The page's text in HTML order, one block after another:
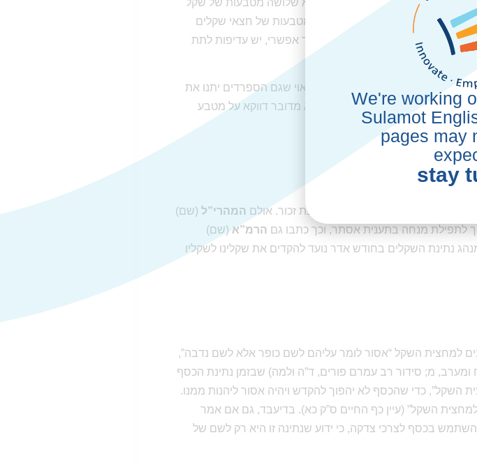
ביתו מרובים וקשה לו למצוא מספיק מטבעות של חצאי שקלים
שקלים עבור כל אחד. אך כאשר הדבר אפשרי, יש עדיפות לתת
וחצי.
טעמו של המהר”ם מרוטנבורג, ראוי שגם הספרדים יתנו את
(אם כי לפי הרב עובדיה יוסף לא מדובר דווקא על מטבע
לתת “זכר למחצית השקל” לפני שבת זכור. אולם המהרי”ל (שם)
מנחה בתענית אסתר, וכך כתבו גם הרמ”א(שם)
נתינת השקלים בחודש אדר נועד להקדים את שקלינו לשקליו
למחצית השקל “אסור לומר עליהם לשם כופר אלא לשם נדבה”,
ומערב, מ; סידור רב עמרם פורים, ד”ה ולמה) שבזמן נתינת הכסף
השקל”, כדי שהכסף לא יהפוך להקדש ויהיה אסור ליהנות ממנו.
השקל” (עיין כף החיים ס”ק כא). בדיעבד, גם אם אמר
בכסף לצרכי צדקה, כי ידוע שנתינה זו היא רק לשם של
We're working
Sulamot
pages may
stay